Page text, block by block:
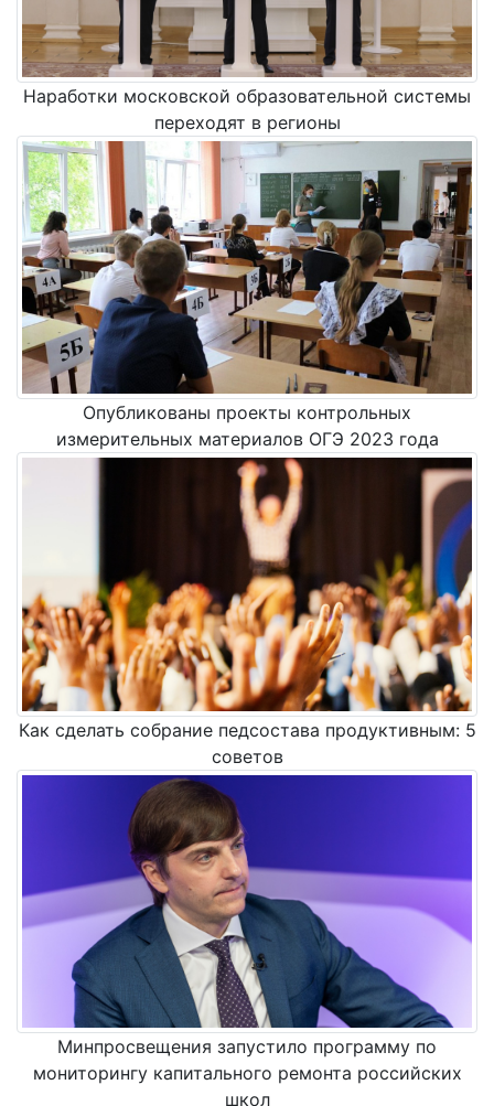
Наработки московской образовательной системы
переходят в регионы
Опубликованы проекты контрольных
измерительных материалов ОГЭ 2023 года
Как сделать собрание педсостава продуктивным: 5
советов
Минпросвещения запустило программу по
мониторингу капитального ремонта российских
школ